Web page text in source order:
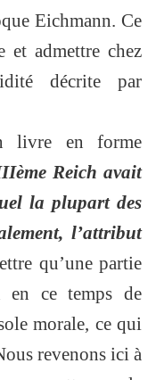
Eichmann. Ce
admettre chez
décrite par
livre en forme
Reich avait
la plupart des
l’attribut
qu’une partie
en ce temps de
morale, ce qui
revenons ici à